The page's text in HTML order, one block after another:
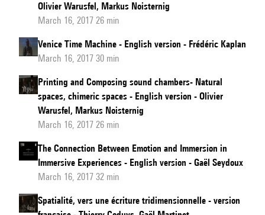
Olivier Warusfel, Markus Noisternig
March 16, 2017 26 min
Venice Time Machine - English version - Frédéric Kaplan
March 16, 2017 30 min
Printing and Composing sound chambers- Natural
spaces, chimeric spaces - English version - Olivier
Warusfel, Markus Noisternig
March 16, 2017 26 min
The Connection Between Emotion and Immersion in
Immersive Experiences - English version - Gaël Seydoux
March 16, 2017 32 min
Spatialité, vers une écriture tridimensionnelle - version